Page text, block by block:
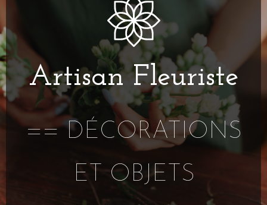
Artisan Fleuriste
== DÉCORATIONS
ET OBJETS